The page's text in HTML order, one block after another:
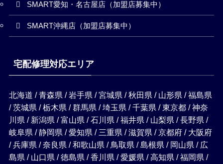
SMART愛知・名古屋店（加盟店募集中）
SMART沖縄店（加盟店募集中）
宅配修理対応エリア
北海道 / 青森県 / 岩手県 / 宮城県 / 秋田県 / 山形県 / 福島県
/ 茨城県 / 栃木県 / 群馬県 / 埼玉県 / 千葉県 / 東京都 / 神奈
川県 / 新潟県 / 富山県 / 石川県 / 福井県 / 山梨県 / 長野県 /
岐阜県 / 静岡県 / 愛知県 / 三重県 / 滋賀県 / 京都府 / 大阪府
/ 兵庫県 / 奈良県 / 和歌山県 / 鳥取県 / 島根県 / 岡山県 / 広
島県 / 山口県 / 徳島県 / 香川県 / 愛媛県 / 高知県 / 福岡県 /